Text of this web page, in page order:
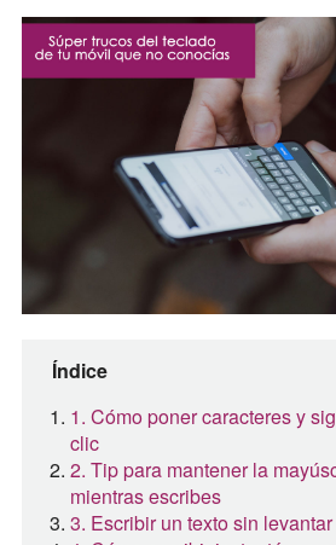
Índice
1. Cómo poner caracteres y
clic
2. Tip para mantener la
mientras escribes
3. Escribir un texto sin